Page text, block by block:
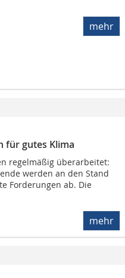
mehr
für gutes Klima
regelmäßig überarbeitet:
werden an den Stand
Forderungen ab. Die
mehr